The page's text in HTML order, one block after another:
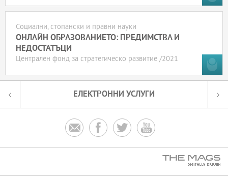
Социални, стопански и правни науки
ОНЛАЙН ОБРАЗОВАНИЕТО: ПРЕДИМСТВА И
НЕДОСТАТЪЦИ
Централен фонд за стратегическо развитие /2021
ЕЛЕКТРОННИ УСЛУГИ
   